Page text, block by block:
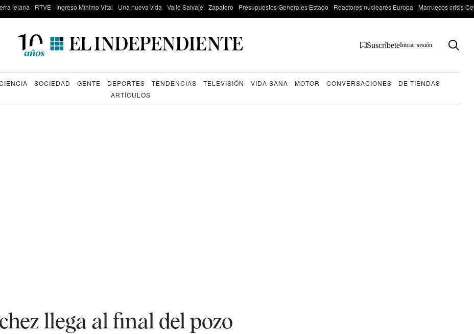
lejana RTVE Ingreso Mínimo Vital Una nueva vida Valle Salvaje Zapatero Presupuestos Generales Estado Reactores nucleares Europa Marruecos crisis
SuscríbeteIniciar sesión
SOCIEDAD GENTE DEPORTES TENDENCIAS TELEVISIÓN VIDA SANA MOTOR CONVERSACIONES
DE TIENDAS
ARTÍCULOS
llega al final del pozo